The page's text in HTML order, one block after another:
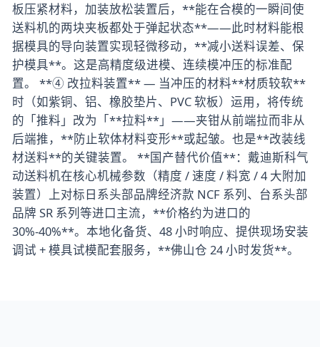
板压紧材料，加装放松装置后，**能在合模的一瞬间使
送料机的两块夹板都处于弹起状态**——此时材料能根
据模具的导向装置实现轻微移动，**减小送料误差、保
护模具**。这是高精度级进模、连续模冲压的标准配
置。 **④ 改拉料装置** — 当冲压的材料**材质较软**
时（如紫铜、铝、橡胶垫片、PVC 软板）运用，将传统
的「推料」改为「**拉料**」——夹钳从前端拉而非从
后端推，**防止软体材料变形**或起皱。也是**改装线
材送料**的关键装置。 **国产替代价值**：戴迪斯科气
动送料机在核心机械参数（精度 / 速度 / 料宽 / 4 大附加
装置）上对标日系头部品牌经济款 NCF 系列、台系头部
品牌 SR 系列等进口主流，**价格约为进口的
30%-40%**。本地化备货、48 小时响应、提供现场安装
调试 + 模具试模配套服务，**佛山仓 24 小时发货**。